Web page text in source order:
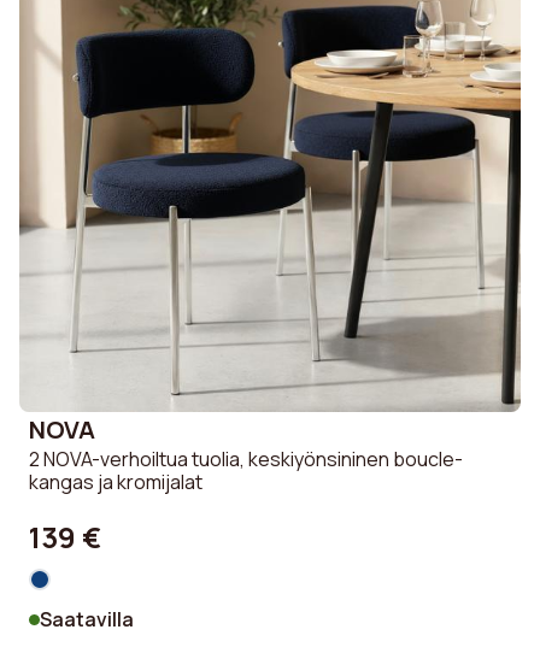
NOVA
2 NOVA-verhoiltua tuolia, keskiyönsininen boucle-
kangas ja kromijalat
139 €
Saatavilla